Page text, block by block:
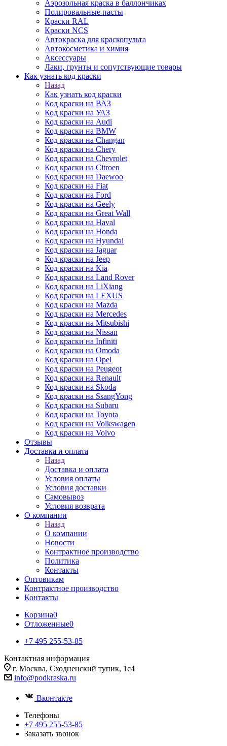
Аэрозольная краска в баллончиках
Полировальные пасты
Краски RAL
Краски NCS
Автокраска для краскопульта
Автокосметика и химия
Аксессуары
Лаки, грунты и сопутствующие товары
Как узнать код краски
Назад
Как узнать код краски
Код краски на ВАЗ
Код краски на УАЗ
Код краски на Audi
Код краски на BMW
Код краски на Changan
Код краски на Chery
Код краски на Chevrolet
Код краски на Citroen
Код краски на Daewoo
Код краски на Fiat
Код краски на Ford
Код краски на Geely
Код краски на Great Wall
Код краски на Haval
Код краски на Honda
Код краски на Hyundai
Код краски на Jaguar
Код краски на Jeep
Код краски на Kia
Код краски на Land Rover
Код краски на LiXiang
Код краски на LEXUS
Код краски на Mazda
Код краски на Mercedes
Код краски на Mitsubishi
Код краски на Nissan
Код краски на Infiniti
Код краски на Omoda
Код краски на Opel
Код краски на Peugeot
Код краски на Renault
Код краски на Skoda
Код краски на SsangYong
Код краски на Subaru
Код краски на Toyota
Код краски на Volkswagen
Код краски на Volvo
Отзывы
Доставка и оплата
Назад
Доставка и оплата
Условия оплаты
Условия доставки
Самовывоз
Условия возврата
О компании
Назад
О компании
Новости
Контрактное производство
Политика
Контакты
Оптовикам
Контрактное производство
Контакты
Корзина0
Отложенные0
+7 495 255-53-85
Контактная информация
г. Москва, Сходненский тупик, 1с4
info@podkraska.ru
Вконтакте
Телефоны
+7 495 255-53-85
Заказать звонок